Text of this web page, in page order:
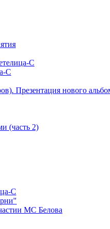
С
С
Презентация нового
(часть 2)
С
МС Белова